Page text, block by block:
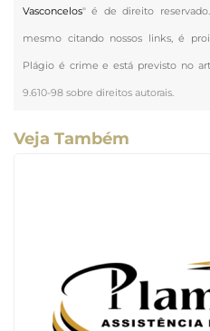
Vasconcelos" é de direito
mesmo citando nossos links, é
Plágio é crime e está previsto no
9.610-98 sobre direitos autorais.
Veja Também